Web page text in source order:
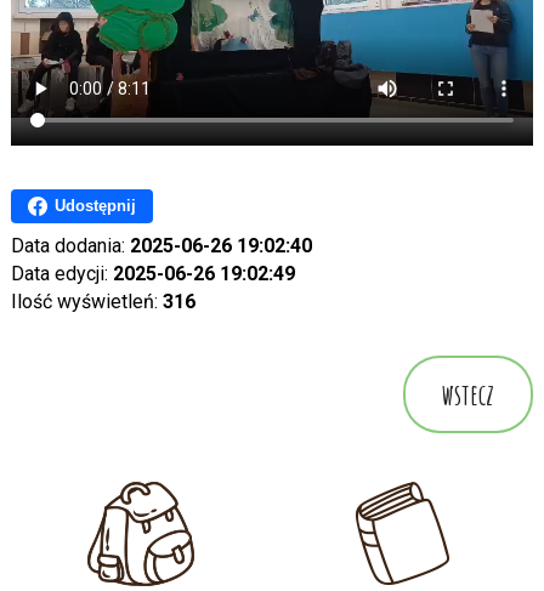
Udostępnij
Data dodania: 2025-06-26 19:02:40
Data edycji: 2025-06-26 19:02:49
Ilość wyświetleń: 316
wstecz